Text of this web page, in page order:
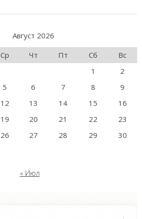
Август 2026
Ср Чт Пт Сб
Вс
1
2
5 6 7 8
9
12 13 14 15
16
19 20 21 22
23
26 27 28 29
30
« Июл